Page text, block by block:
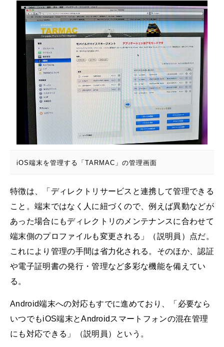
iOS端末を管理する「TARMAC」の管理画面
特徴は、「ディレクトリサービスと連携して管理できる
こと。端末ではなく人に紐づくので、例えば異動などが
あった場合にもディレクトリのメンテナンスに合わせて
端末側のプロファイルも変更される」（説明員）点だ。
これにより管理の手間は省力化される。そのほか、認証
や電子証明書の発行・管理など多彩な機能を備えてい
る。
Android端末への対応もすでに進めており、「必要なら
いつでもiOS端末とAndroidスマートフォンの混在管理
にも対応できる」（説明員）という。